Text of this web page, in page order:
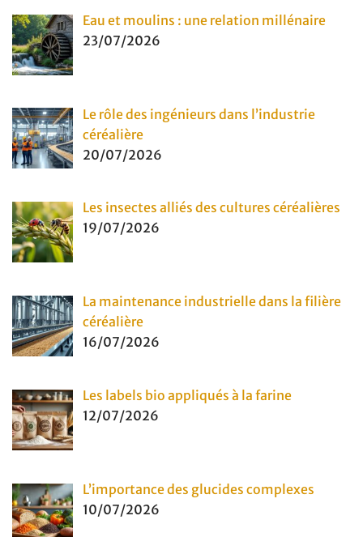
Eau et moulins : une relation millénaire
23/07/2026
Le rôle des ingénieurs dans l’industrie
céréalière
20/07/2026
Les insectes alliés des cultures céréalières
19/07/2026
La maintenance industrielle dans la filière
céréalière
16/07/2026
Les labels bio appliqués à la farine
12/07/2026
L’importance des glucides complexes
10/07/2026